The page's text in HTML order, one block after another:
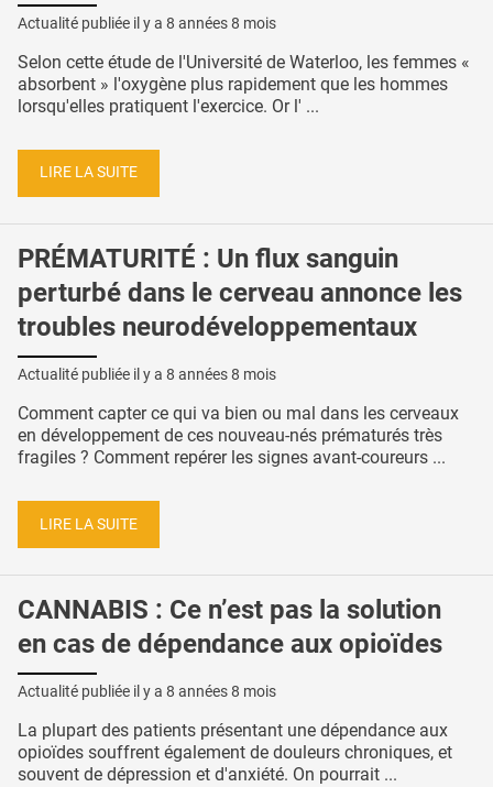
Actualité publiée il y a 8 années 8 mois
Selon cette étude de l'Université de Waterloo, les femmes «
absorbent » l'oxygène plus rapidement que les hommes
lorsqu'elles pratiquent l'exercice. Or l' ...
LIRE LA SUITE
PRÉMATURITÉ : Un flux sanguin
perturbé dans le cerveau annonce les
troubles neurodéveloppementaux
Actualité publiée il y a 8 années 8 mois
Comment capter ce qui va bien ou mal dans les cerveaux
en développement de ces nouveau-nés prématurés très
fragiles ? Comment repérer les signes avant-coureurs ...
LIRE LA SUITE
CANNABIS : Ce n’est pas la solution
en cas de dépendance aux opioïdes
Actualité publiée il y a 8 années 8 mois
La plupart des patients présentant une dépendance aux
opioïdes souffrent également de douleurs chroniques, et
souvent de dépression et d'anxiété. On pourrait ...